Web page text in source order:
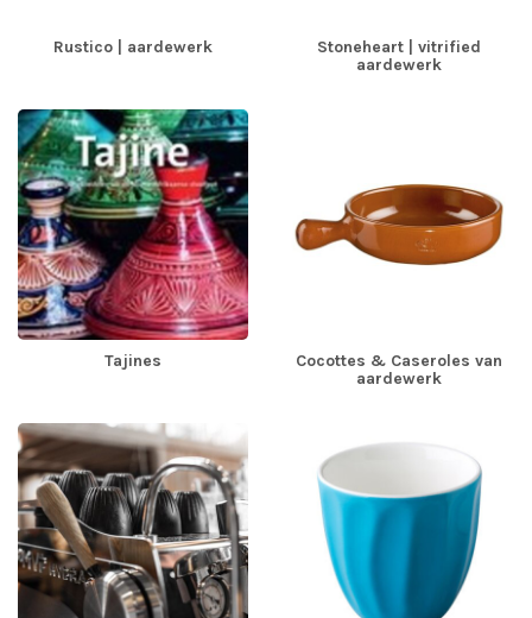
Rustico | aardewerk
Stoneheart | vitrified
aardewerk
Tajines
Cocottes & Caseroles van
aardewerk